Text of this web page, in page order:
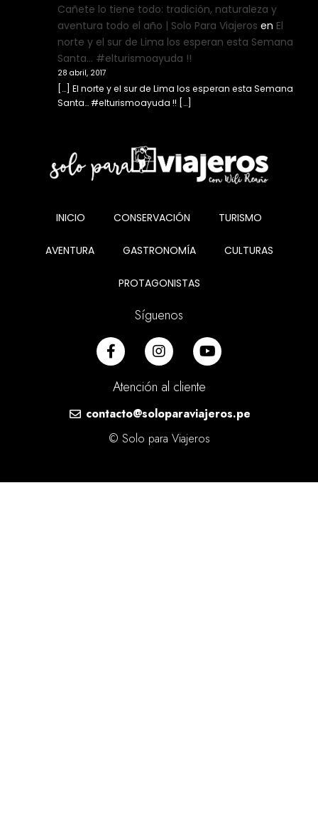
Cañete lo tiene todo: tradición, naturaleza y
aventura todo el año | Solo Para Viajeros en El
norte y el sur de Lima los esperan esta Semana
Santa… #elturismoayuda !!
28 abril, 2017
[…] El norte y el sur de Lima los esperan esta Semana
Santa… #elturismoayuda !! […]
INICIO CONSERVACIÓN TURISMO
AVENTURA GASTRONOMÍA CULTURAS
PROTAGONISTAS
Síguenos
Atención al cliente
contacto@soloparaviajeros.pe
© Solo para Viajeros